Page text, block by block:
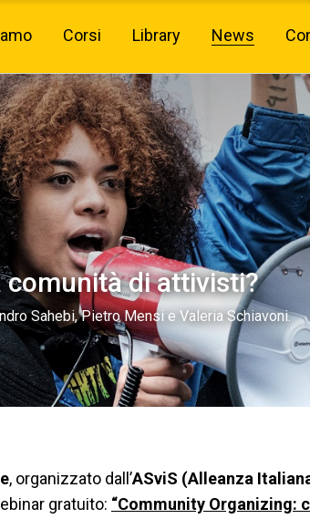
Corsi Library News
comunità di attivisti?
Sahebi, Pietro Mensi e Valeria Schiavoni.
, organizzato dall’ASviS (Alleanza
gratuito: “Community Organizing: